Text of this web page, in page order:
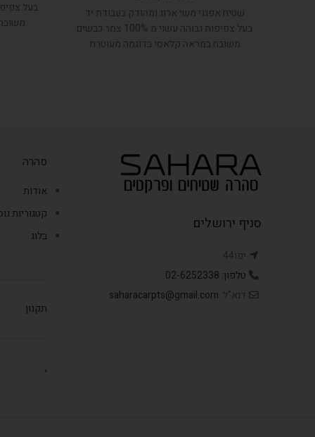
שטיח אפגני משי ארוג ומהודק בעבודת יד
בעל צפיפות גבוהה עשוי מ 100% צמר כבשים
משובח במראה קלאסי בדוגמה מעוטרת
סניף ירושלים
יפו44
טלפון: 02-6252338
דוא"ל: saharacarpts@gmail.com
סהרה
אודות
קטגוריות
בלוג
תקנון
,